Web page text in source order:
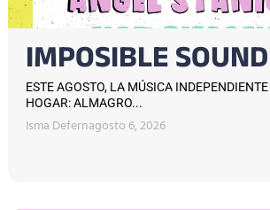
IMPOSIBLE SOUND
ESTE AGOSTO, LA MÚSICA
HOGAR: ALMAGRO...
Isma Defernagosto 6, 2026